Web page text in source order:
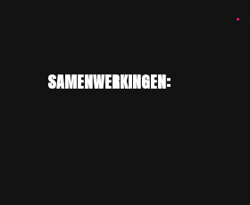
SAMENWERKINGEN: